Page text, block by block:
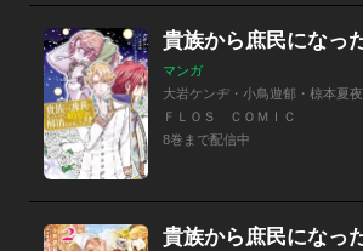
マンガ
大岩ケンヂ・小鳥遊郁・椋本夏夜
ＦＬＯＳ ＣＯＭＩＣ
8巻まで配信中